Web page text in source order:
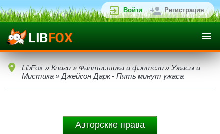
Войти Регистрация
LibFox » Книги » Фантастика и фэнтези » Ужасы и
Мистика » Джейсон Дарк - Пять минут ужаса
Авторские права